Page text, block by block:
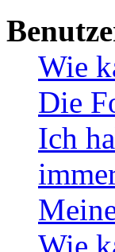
Wie
Die
Ich
Wie